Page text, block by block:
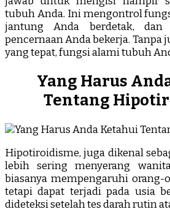
tubuh Anda. Ini mengontrol
jantung Anda berdetak, dan
pencernaan Anda bekerja.
yang tepat, fungsi alami tubuh
Yang Harus
Tentang
Hipotiroidisme, juga dikenal
lebih sering menyerang
biasanya mempengaruhi orang-
tetapi dapat terjadi pada usia
dideteksi setelah tes darah rutin